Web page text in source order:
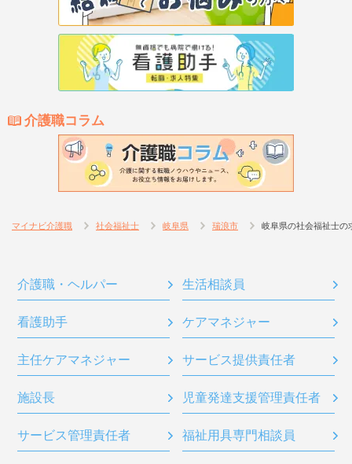
介護職コラム
マイナビ介護職 社会福祉士 岐阜県 瑞浪市 岐阜県の社会福祉士の
介護職・ヘルパー 生活相談員
看護助手 ケアマネジャー
主任ケアマネジャー サービス提供責任者
施設長 児童発達支援管理責任者
サービス管理責任者 福祉用具専門相談員